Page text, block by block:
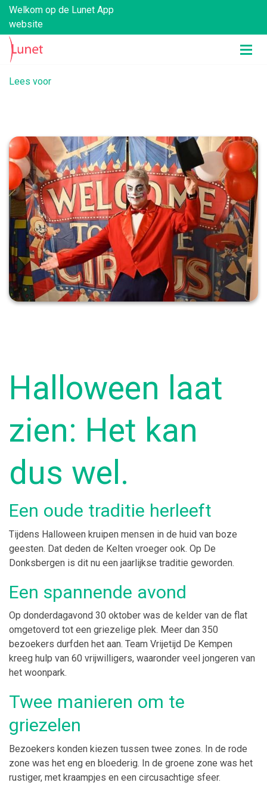
Welkom op de Lunet App
website
Lees voor
Halloween laat
zien: Het kan
dus wel.
Een oude traditie herleeft
Tijdens Halloween kruipen mensen in de huid van boze
geesten. Dat deden de Kelten vroeger ook. Op De
Donksbergen is dit nu een jaarlijkse traditie geworden.
Een spannende avond
Op donderdagavond 30 oktober was de kelder van de flat
omgetoverd tot een griezelige plek. Meer dan 350
bezoekers durfden het aan. Team Vrijetijd De Kempen
kreeg hulp van 60 vrijwilligers, waaronder veel jongeren van
het woonpark.
Twee manieren om te
griezelen
Bezoekers konden kiezen tussen twee zones. In de rode
zone was het eng en bloederig. In de groene zone was het
rustiger, met kraampjes en een circusachtige sfeer.